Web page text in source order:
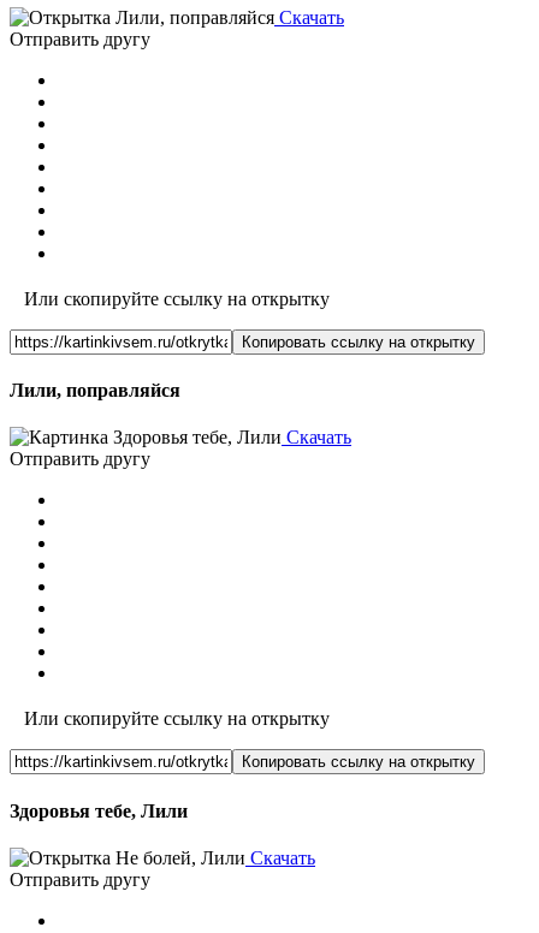
Скачать
Отправить другу
Или скопируйте ссылку на открытку
Копировать ссылку на открытку
Лили, поправляйся
Скачать
Отправить другу
Или скопируйте ссылку на открытку
Копировать ссылку на открытку
Здоровья тебе, Лили
Скачать
Отправить другу